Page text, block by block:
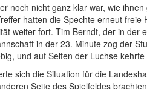
noch nicht ganz klar war, wie
hatten die Spechte erneut
weiter fort. Tim Berndt, der in
in der 23. Minute zog der
und auf Seiten der Luchse
sich die Situation für die
Seite des Spielfeldes